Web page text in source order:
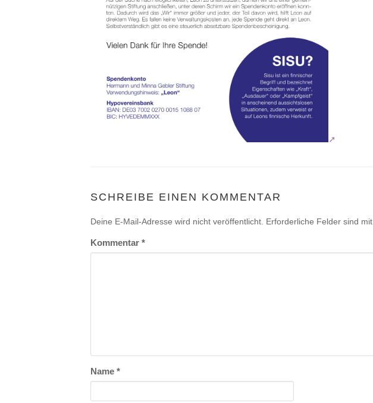
SCHREIBE EINEN KOMMENTAR
Deine E-Mail-Adresse wird nicht veröffentlicht. Erforderliche Felder sind mit
Kommentar *
Name *